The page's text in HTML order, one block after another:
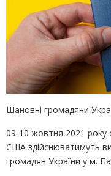
Шановні громадяни
09-10 жовтня 2021 року
США здійснюватимуть
громадян України у м.